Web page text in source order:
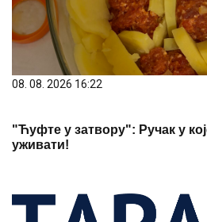
08. 08. 2026 16:22
"Ћуфте у затвору": Ручак у
уживати!